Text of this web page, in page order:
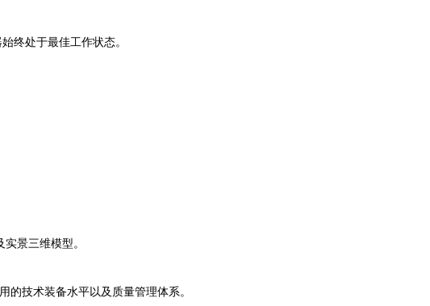
终处于最佳工作状态。
景三维模型。
的技术装备水平以及质量管理体系。